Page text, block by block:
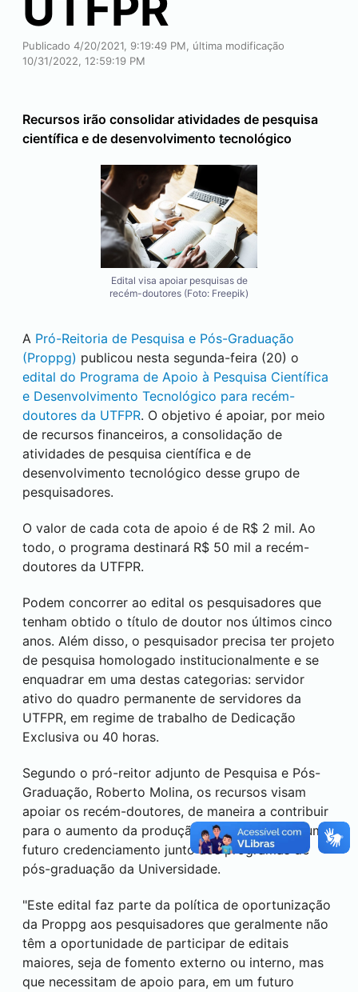
Publicado 4/20/2021, 9:19:49 PM, última modificação
10/31/2022, 12:59:19 PM
Recursos irão consolidar atividades de pesquisa
científica e de desenvolvimento tecnológico
Edital visa apoiar pesquisas de
recém-doutores (Foto: Freepik)
A Pró-Reitoria de Pesquisa e Pós-Graduação
(Proppg) publicou nesta segunda-feira (20) o
edital do Programa de Apoio à Pesquisa Científica
e Desenvolvimento Tecnológico para recém-
doutores da UTFPR. O objetivo é apoiar, por meio
de recursos financeiros, a consolidação de
atividades de pesquisa científica e de
desenvolvimento tecnológico desse grupo de
pesquisadores.
O valor de cada cota de apoio é de R$ 2 mil. Ao
todo, o programa destinará R$ 50 mil a recém-
doutores da UTFPR.
Podem concorrer ao edital os pesquisadores que
tenham obtido o título de doutor nos últimos cinco
anos. Além disso, o pesquisador precisa ter projeto
de pesquisa homologado institucionalmente e se
enquadrar em uma destas categorias: servidor
ativo do quadro permanente de servidores da
UTFPR, em regime de trabalho de Dedicação
Exclusiva ou 40 horas.
Segundo o pró-reitor adjunto de Pesquisa e Pós-
Graduação, Roberto Molina, os recursos visam
apoiar os recém-doutores, de maneira a contribuir
para o aumento da produção científica e para um
futuro credenciamento junto aos programas de
pós-graduação da Universidade.
"Este edital faz parte da política de oportunização
da Proppg aos pesquisadores que geralmente não
têm a oportunidade de participar de editais
maiores, seja de fomento externo ou interno, mas
que necessitam de apoio para, em um futuro